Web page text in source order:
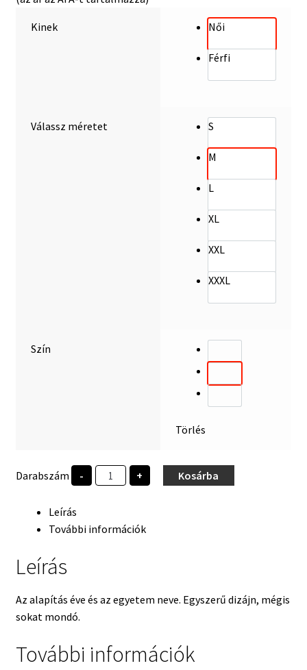
Kinek Női
Férfi
Válassz méretet S
M
L
XL
XXL
XXXL
Szín
Törlés
Darabszám -
Széchenyi
University+ Kosárba
Leírás
További információk
Leírás
Az alapítás éve és az egyetem neve. Egyszerű dizájn, mégis
sokat mondó.
További információk